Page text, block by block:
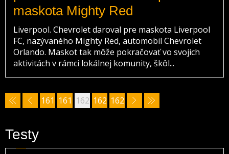
maskota Mighty Red
Liverpool. Chevrolet daroval pre maskota Liverpool
FC, nazývaného Mighty Red, automobil Chevrolet
Orlando. Maskot tak môže pokračovať vo svojich
aktivitách v rámci lokálnej komunity, škôl...
161 161 162 162 162
Testy